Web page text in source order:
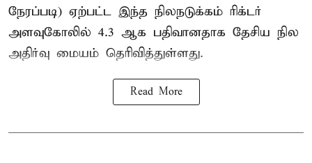
நேரப்படி) ஏற்பட்ட இந்த நிலநடுக்கம் ரிக்டர்
அளவுகோலில் 4.3 ஆக பதிவானதாக தேசிய நில
அதிர்வு மையம் தெரிவித்துள்ளது.
Read More